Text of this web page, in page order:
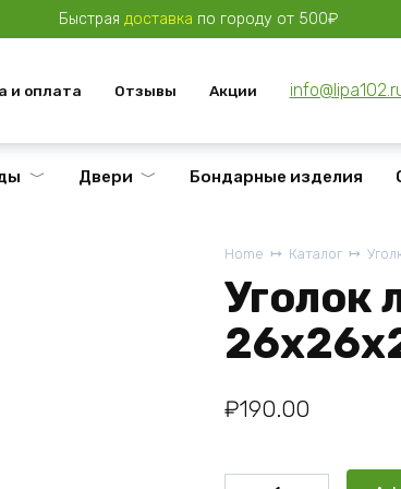
Быстрая доставка по городу от 500₽
и оплата Отзывы Акции
Двери Бондарные изделия
Home Каталог
Уголок
₽190.00
Уголок